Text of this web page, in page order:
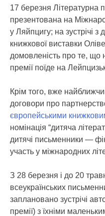
17 березня Літературна
презентована на
у Ляйпцигу; на зустрічі
книжкової виставки
домовленість про те, що
премії поїде на
Крім того, вже
договори про
європейськими
номінація “дитяча
дитячі письменники —
участь у міжнародних
З 28 березня і до 20
всеукраїнських
заплановано зустрічі
премії) з їхніми